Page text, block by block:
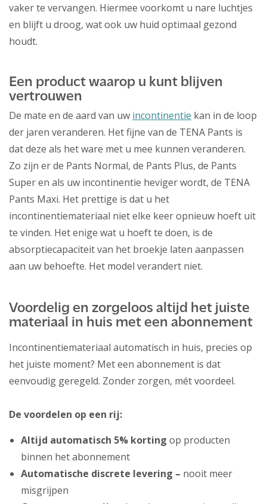
vaker te vervangen. Hiermee voorkomt u nare luchtjes
en blijft u droog, wat ook uw huid optimaal gezond
houdt.
Een product waarop u kunt blijven
vertrouwen
De mate en de aard van uw incontinentie kan in de loop
der jaren veranderen. Het fijne van de TENA Pants is
dat deze als het ware met u mee kunnen veranderen.
Zo zijn er de Pants Normal, de Pants Plus, de Pants
Super en als uw incontinentie heviger wordt, de TENA
Pants Maxi. Het prettige is dat u het
incontinentiemateriaal niet elke keer opnieuw hoeft uit
te vinden. Het enige wat u hoeft te doen, is de
absorptiecapaciteit van het broekje laten aanpassen
aan uw behoefte. Het model verandert niet.
Voordelig en zorgeloos altijd het juiste
materiaal in huis met een abonnement
Incontinentiemateriaal automatisch in huis, precies op
het juiste moment? Met een abonnement is dat
eenvoudig geregeld. Zonder zorgen, mét voordeel.
De voordelen op een rij:
Altijd automatisch 5% korting op producten
binnen het abonnement
Automatische discrete levering – nooit meer
misgrijpen